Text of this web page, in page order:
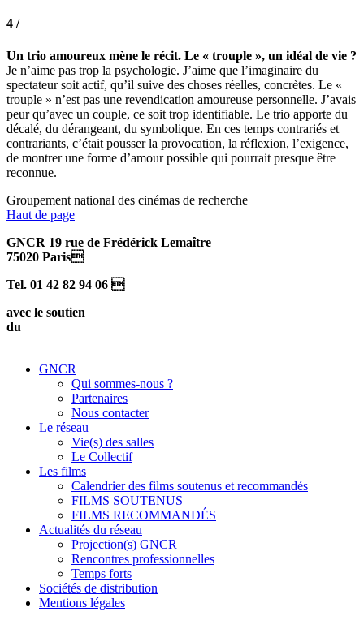
4 /
Un trio amoureux mène le récit. Le « trouple », un idéal de vie ?
Je n’aime pas trop la psychologie. J’aime que l’imaginaire du
spectateur soit actif, qu’il suive des choses réelles, concrètes. Le «
trouple » n’est pas une revendication amoureuse personnelle. J’avais
peur qu’avec un couple, ce soit trop identifiable. Le trio apporte du
décalé, du dérangeant, du symbolique. En ces temps contrariés et
contrariants, c’était pousser la provocation, la réflexion, l’exigence,
de montrer une forme d’amour possible qui pourrait presque être
reconnue.
Groupement national des cinémas de recherche
Haut de page
GNCR 19 rue de Frédérick Lemaître
75020 Paris
Tel. 01 42 82 94 06 
avec le soutien
du
GNCR
Qui sommes-nous ?
Partenaires
Nous contacter
Le réseau
Vie(s) des salles
Le Collectif
Les films
Calendrier des films soutenus et recommandés
FILMS SOUTENUS
FILMS RECOMMANDÉS
Actualités du réseau
Projection(s) GNCR
Rencontres professionnelles
Temps forts
Sociétés de distribution
Mentions légales